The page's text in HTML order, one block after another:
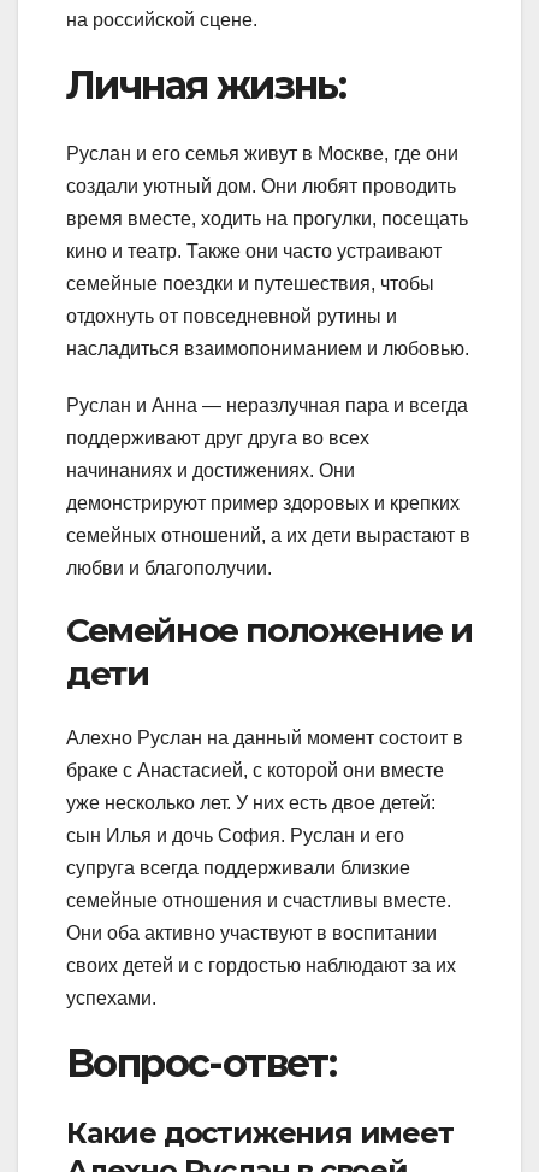
на российской сцене.
Личная жизнь:
Руслан и его семья живут в Москве, где они
создали уютный дом. Они любят проводить
время вместе, ходить на прогулки, посещать
кино и театр. Также они часто устраивают
семейные поездки и путешествия, чтобы
отдохнуть от повседневной рутины и
насладиться взаимопониманием и любовью.
Руслан и Анна — неразлучная пара и всегда
поддерживают друг друга во всех
начинаниях и достижениях. Они
демонстрируют пример здоровых и крепких
семейных отношений, а их дети вырастают в
любви и благополучии.
Семейное положение и
дети
Алехно Руслан на данный момент состоит в
браке с Анастасией, с которой они вместе
уже несколько лет. У них есть двое детей:
сын Илья и дочь София. Руслан и его
супруга всегда поддерживали близкие
семейные отношения и счастливы вместе.
Они оба активно участвуют в воспитании
своих детей и с гордостью наблюдают за их
успехами.
Вопрос-ответ:
Какие достижения имеет